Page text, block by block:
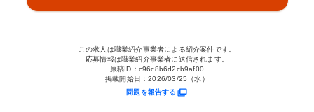
この求人は職業紹介事業者による紹介案件です。
応募情報は職業紹介事業者に送信されます。
原稿ID： c96c8b6d2cb9af00
掲載開始日：2026/03/25（水）
問題を報告する